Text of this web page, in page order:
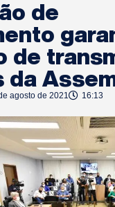
de
de
da
agosto de 2021 16:13